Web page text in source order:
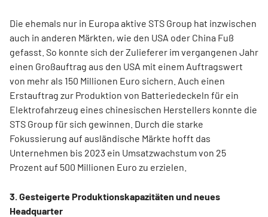
Die ehemals nur in Europa aktive STS Group hat inzwischen
auch in anderen Märkten, wie den USA oder China Fuß
gefasst. So konnte sich der Zulieferer im vergangenen Jahr
einen Großauftrag aus den USA mit einem Auftragswert
von mehr als 150 Millionen Euro sichern. Auch einen
Erstauftrag zur Produktion von Batteriedeckeln für ein
Elektrofahrzeug eines chinesischen Herstellers konnte die
STS Group für sich gewinnen. Durch die starke
Fokussierung auf ausländische Märkte hofft das
Unternehmen bis 2023 ein Umsatzwachstum von 25
Prozent auf 500 Millionen Euro zu erzielen.
3. Gesteigerte Produktionskapazitäten und neues
Headquarter